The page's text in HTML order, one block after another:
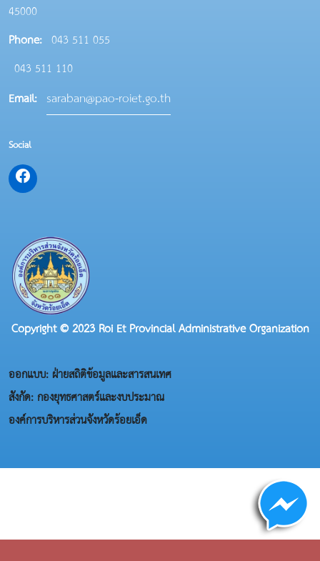
45000
Phone: 043 511 055
043 511 110
Email: saraban@pao-roiet.go.th
Social
Copyright © 2023 Roi Et Provincial Administrative Organization
ออกแบบ: ฝ่ายสถิติข้อมูลและสารสนเทศ
สังกัด: กองยุทธศาสตร์และงบประมาณ
องค์การบริหารส่วนจังหวัดร้อยเอ็ด